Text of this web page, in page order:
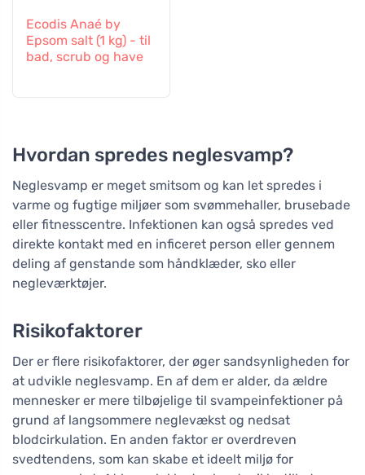
Ecodis Anaé by
Epsom salt (1 kg) - til
bad, scrub og have
Hvordan spredes neglesvamp?
Neglesvamp er meget smitsom og kan let spredes i
varme og fugtige miljøer som svømmehaller, brusebade
eller fitnesscentre. Infektionen kan også spredes ved
direkte kontakt med en inficeret person eller gennem
deling af genstande som håndklæder, sko eller
negleværktøjer.
Risikofaktorer
Der er flere risikofaktorer, der øger sandsynligheden for
at udvikle neglesvamp. En af dem er alder, da ældre
mennesker er mere tilbøjelige til svampeinfektioner på
grund af langsommere neglevækst og nedsat
blodcirkulation. En anden faktor er overdreven
svedtendens, som kan skabe et ideelt miljø for